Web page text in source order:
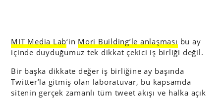
MIT Media Lab‘in Mori Building’le anlaşması bu ay
içinde duyduğumuz tek dikkat çekici iş birliği değil.
Bir başka dikkate değer iş birliğine ay başında
Twitter’la gitmiş olan laboratuvar, bu kapsamda
sitenin gerçek zamanlı tüm tweet akışı ve halka açık